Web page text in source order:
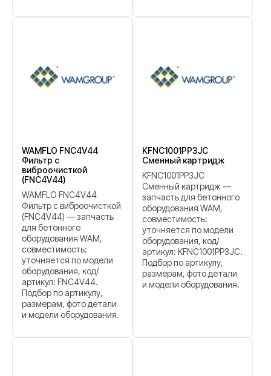
WAMFLO FNC4V44
Фильтр с
виброочисткой
(FNC4V44)
WAMFLO FNC4V44
Фильтр с виброочисткой
(FNC4V44) — запчасть
для бетонного
оборудования WAM,
совместимость:
уточняется по модели
оборудования, код/
артикул: FNC4V44.
Подбор по артикулу,
размерам, фото детали
и модели оборудования.
KFNC1001PP3JC
Сменный картридж
KFNC1001PP3JC
Сменный картридж —
запчасть для бетонного
оборудования WAM,
совместимость:
уточняется по модели
оборудования, код/
артикул: KFNC1001PP3JC.
Подбор по артикулу,
размерам, фото детали
и модели оборудования.